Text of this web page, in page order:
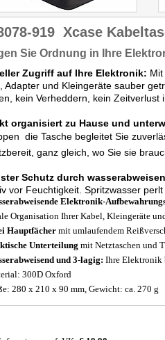
919 Xcase
Sie Ordnung in Ihre
Zugriff auf Ihre Elektronik:
Adapter und Kleingeräte sauber
kein Verheddern, kein Zeitverlust
organisiert zu Hause und
 die Tasche begleitet Sie
ganz gleich, wo Sie sie
Schutz durch
vor Feuchtigkeit. Spritzwasser
Elektronik-
Organisation Ihrer Kabel, Kleingeräte
Hauptfächer mit umlaufendem
Unterteilung mit Netztaschen und
und 3-lagig: Ihre Elektronik
300D Oxford
280 x 210 x 90 mm, Gewicht: ca. 270 g